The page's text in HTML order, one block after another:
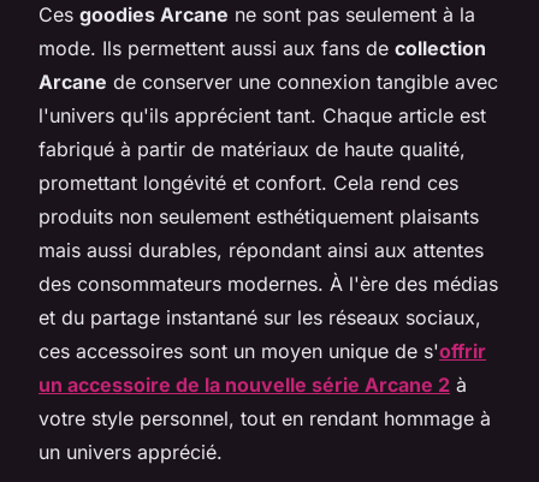
Ces goodies Arcane ne sont pas seulement à la
mode. Ils permettent aussi aux fans de collection
Arcane de conserver une connexion tangible avec
l'univers qu'ils apprécient tant. Chaque article est
fabriqué à partir de matériaux de haute qualité,
promettant longévité et confort. Cela rend ces
produits non seulement esthétiquement plaisants
mais aussi durables, répondant ainsi aux attentes
des consommateurs modernes. À l'ère des médias
et du partage instantané sur les réseaux sociaux,
ces accessoires sont un moyen unique de s'offrir
un accessoire de la nouvelle série Arcane 2 à
votre style personnel, tout en rendant hommage à
un univers apprécié.